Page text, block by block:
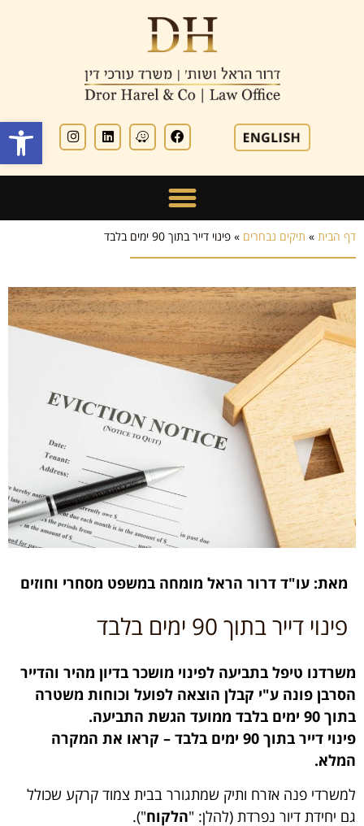
פתח
דף הבית » תיקים נבחרים » פינוי דייר בתוך 90 ימים בלבד
מאת: עו"ד דרור הראל מומחה במשפט מסחרי וחוזים
פינוי דייר בתוך 90 ימים בלבד
משרדנו טיפל בתביעה לפינוי מושכר בדיון מהיר והדייר
הסרבן פונה ע"י קבלן הוצאה לפועל וכוחות משטרה
בתוך 90 ימים בלבד ממועד הגשת התביעה.
פינוי דייר בתוך 90 ימים בלבד – קראו את המקרה
המלא.
למשרדי פנה אזרח ותיק שמתגורר בבית צמוד קרקע שכולל
גם יחידת דיור נפרדת (להלן: "הלקוח").